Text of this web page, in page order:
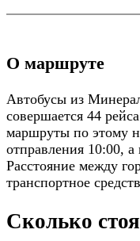
О маршруте
Автобусы из
совершается 44
маршруты по этому
отправления 10:00,
Расстояние между
транспортное
Сколько